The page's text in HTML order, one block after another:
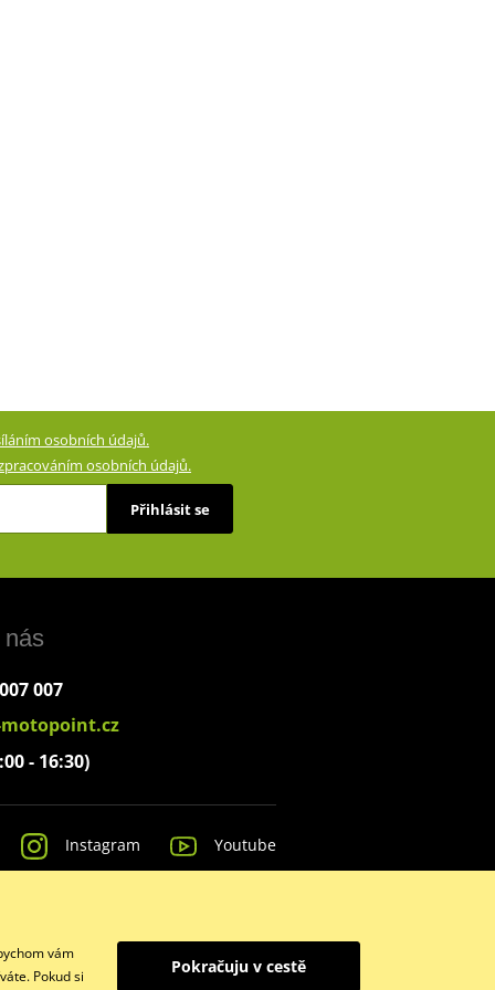
osobních údajů.
osobních údajů.
Přihlásit se
007
- 16:30)
Instagram Youtube
vám
Pokud si
Pokračuju v cestě